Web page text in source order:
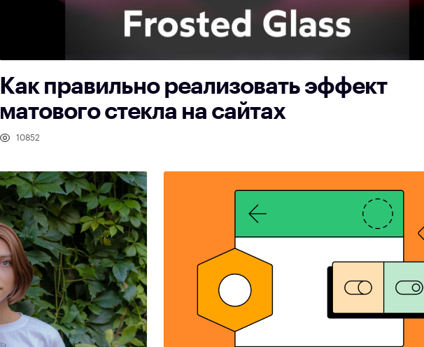
Как правильно реализовать эффект
матового стекла на сайтах
10852